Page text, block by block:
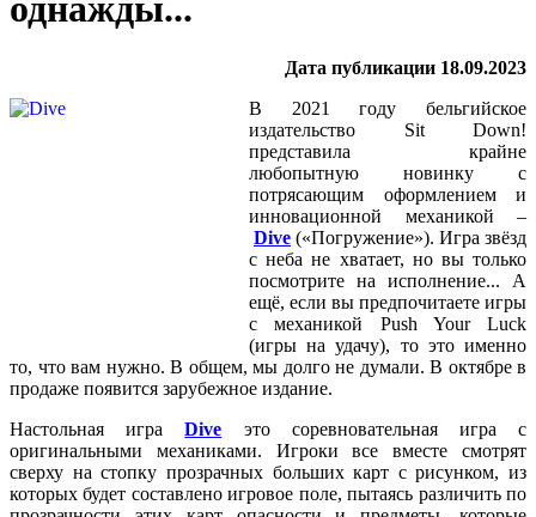
однажды...
Дата публикации 18.09.2023
В 2021 году бельгийское
издательство Sit Down!
представила крайне
любопытную новинку с
потрясающим оформлением и
инновационной механикой –
Dive («Погружение»). Игра звёзд
с неба не хватает, но вы только
посмотрите на исполнение... А
ещё, если вы предпочитаете игры
с механикой Push Your Luck
(игры на удачу), то это именно
то, что вам нужно. В общем, мы долго не думали. В октябре в
продаже появится зарубежное издание.
Настольная играDive это соревновательная игра с
оригинальными механиками. Игроки все вместе смотрят
сверху на стопку прозрачных больших карт с рисунком, из
которых будет составлено игровое поле, пытаясь различить по